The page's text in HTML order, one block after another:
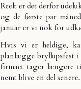
Reelt er det derfor
og de første par
januar er vi nok for
Hvis vi er heldige,
planlægge bryllupsfest
firmaet tager længere
nemt blive en del senere.